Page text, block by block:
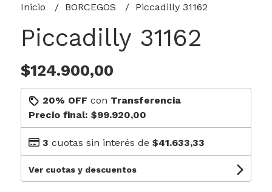
Inicio BORCEGOS Piccadilly 31162
Piccadilly 31162
$124.900,00
20% OFF con Transferencia
Precio final: $99.920,00
3 cuotas sin interés de $41.633,33
Ver cuotas y descuentos